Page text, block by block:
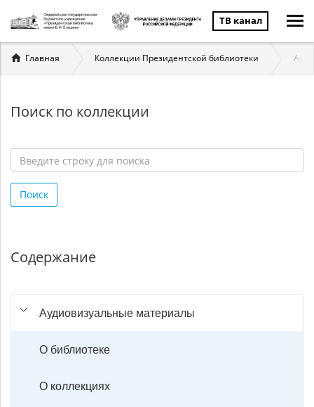
ТВ канал
Вы
здесь
Главная Коллекции Президентской библиотеки
Поиск по коллекции
строку
для
Поиск
Содержание
Аудиовизуальные материалы
О библиотеке
О коллекциях